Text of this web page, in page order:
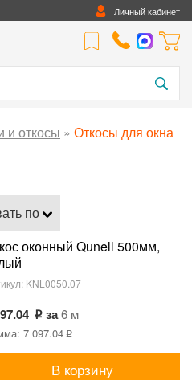
Личный кабинет
и откосы » Откосы для окна
по
оконный Qunell 500мм,
KNL0050.07
за6 м
7 097.04
В корзину